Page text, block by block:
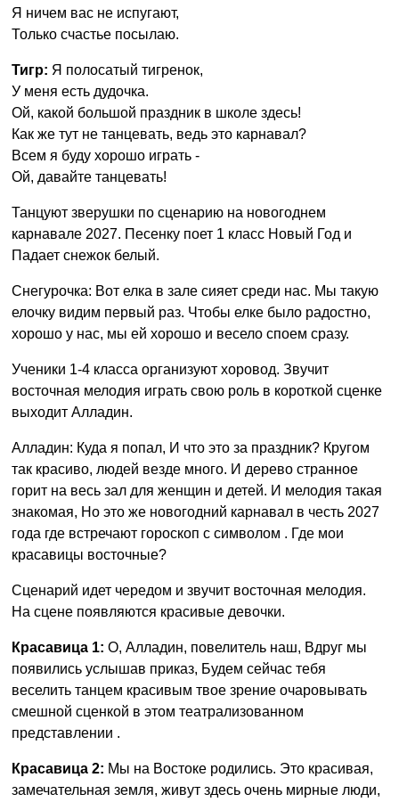
Я ничем вас не испугают,
Только счастье посылаю.
Тигр: Я полосатый тигренок,
У меня есть дудочка.
Ой, какой большой праздник в школе здесь!
Как же тут не танцевать, ведь это карнавал?
Всем я буду хорошо играть -
Ой, давайте танцевать!
Танцуют зверушки по сценарию на новогоднем
карнавале 2027. Песенку поет 1 класс Новый Год и
Падает снежок белый.
Снегурочка: Вот елка в зале сияет среди нас. Мы такую
елочку видим первый раз. Чтобы елке было радостно,
хорошо у нас, мы ей хорошо и весело споем сразу.
Ученики 1-4 класса организуют хоровод. Звучит
восточная мелодия играть свою роль в короткой сценке
выходит Алладин.
Алладин: Куда я попал, И что это за праздник? Кругом
так красиво, людей везде много. И дерево странное
горит на весь зал для женщин и детей. И мелодия такая
знакомая, Но это же новогодний карнавал в честь 2027
года где встречают гороскоп с символом . Где мои
красавицы восточные?
Сценарий идет чередом и звучит восточная мелодия.
На сцене появляются красивые девочки.
Красавица 1: О, Алладин, повелитель наш, Вдруг мы
появились услышав приказ, Будем сейчас тебя
веселить танцем красивым твое зрение очаровывать
смешной сценкой в этом театрализованном
представлении .
Красавица 2: Мы на Востоке родились. Это красивая,
замечательная земля, живут здесь очень мирные люди,